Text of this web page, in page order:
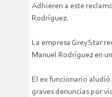
Adhieren a este
Rodríguez.
La empresa GreyStar
Manuel Rodríguez en
El ex funcionario
graves denuncias por